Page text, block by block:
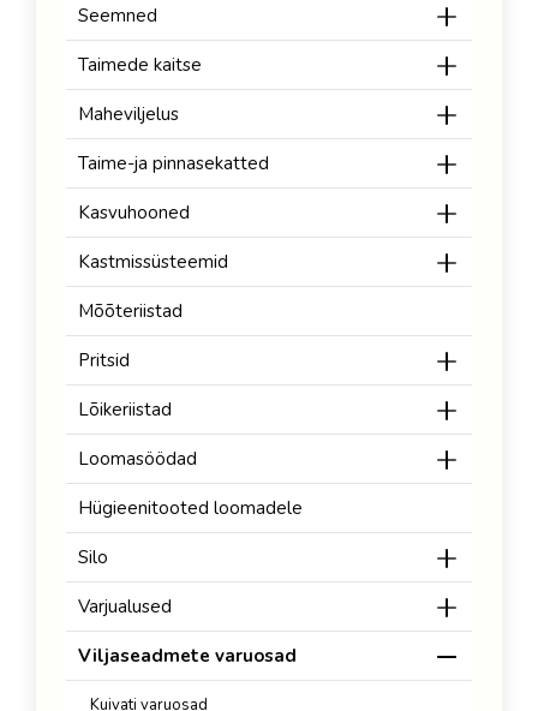
Seemned
Taimede kaitse
Maheviljelus
Taime-ja pinnasekatted
Kasvuhooned
Kastmissüsteemid
Mõõteriistad
Pritsid
Lõikeriistad
Loomasöödad
Hügieenitooted loomadele
Silo
Varjualused
Viljaseadmete varuosad
Kuivati varuosad